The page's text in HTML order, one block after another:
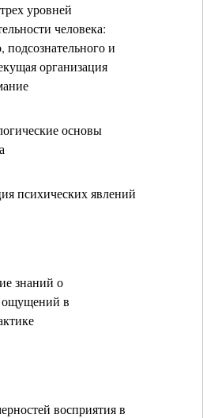
уровней
человека:
подсознательного и
организация
основы
психических явлений
знаний о
ощущений в
восприятия в